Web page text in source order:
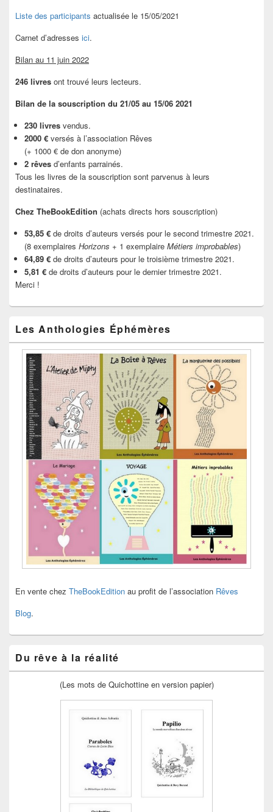
Liste des participants actualisée le 15/05/2021
Carnet d’adresses ici.
Bilan au 11 juin 2022
246 livres ont trouvé leurs lecteurs.
Bilan de la souscription du 21/05 au 15/06 2021
230 livres vendus.
2000 € versés à l’association Rêves
(+ 1000 € de don anonyme)
2 rêves d’enfants parrainés.
Tous les livres de la souscription sont parvenus à leurs
destinataires.
Chez TheBookEdition (achats directs hors souscription)
53,85 € de droits d’auteurs versés pour le second trimestre 2021.
(8 exemplaires Horizons + 1 exemplaire Métiers improbables)
64,89 € de droits d’auteurs pour le troisième trimestre 2021.
5,81 € de droits d’auteurs pour le dernier trimestre 2021.
Merci !
Les Anthologies Éphémères
En vente chez TheBookEdition au profit de l’association Rêves
Blog.
Du rêve à la réalité
(Les mots de Quichottine en version papier)